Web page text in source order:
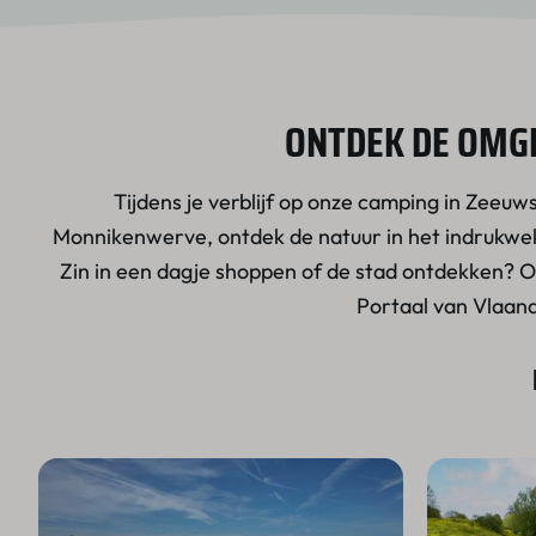
Water en elektra (3)
Afvoer (3)
Verharde ondergrond (2)
Met hond (9)
Hondenvrij (11)
ONTDEK DE
Tijdens je verblijf op onze camping in
Monnikenwerve, ontdek de natuur in het
Zin in een dagje shoppen of de stad ontdekken?
Portaal van